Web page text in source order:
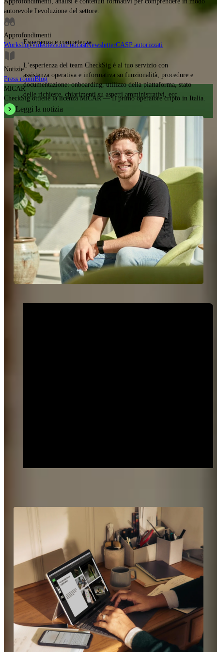
autorevole l'evoluzione del settore.
Approfondimenti
WorkshopVideolezioniPodcastNewsletterCASP autorizzati
Notizie
Press roomBlog
MiCAR
CheckSig ottiene la licenza MiCAR — Il primo operatore cripto in Italia.
Leggi la notizia
Esperienza e competenza
L’esperienza del team CheckSig è al tuo servizio con
assistenza operativa e informativa su funzionalità, procedure e
documentazione: onboarding, utilizzo della piattaforma, stato
delle richieste, chiarimenti su aspetti amministrativi, ecc.